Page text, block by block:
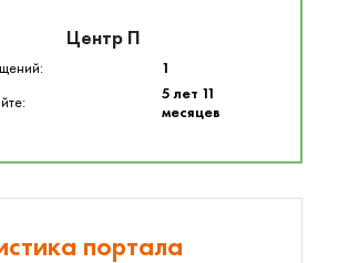
Центр П
1
5 лет 11
месяцев
портала